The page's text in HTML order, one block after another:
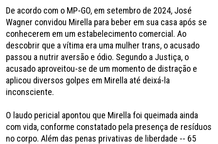
De acordo com o MP-GO, em setembro de 2024, José
Wagner convidou Mirella para beber em sua casa após se
conhecerem em um estabelecimento comercial. Ao
descobrir que a vítima era uma mulher trans, o acusado
passou a nutrir aversão e ódio. Segundo a Justiça, o
acusado aproveitou-se de um momento de distração e
aplicou diversos golpes em Mirella até deixá-la
inconsciente.
O laudo pericial apontou que Mirella foi queimada ainda
com vida, conforme constatado pela presença de resíduos
no corpo. Além das penas privativas de liberdade -- 65